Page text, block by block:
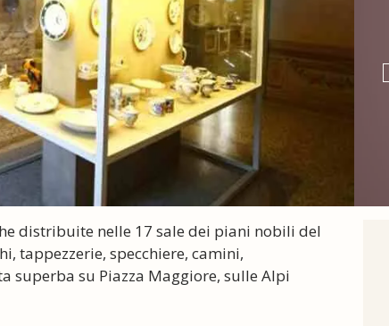
distribuite nelle 17 sale dei piani nobili del
tappezzerie, specchiere, camini,
superba su Piazza Maggiore, sulle Alpi